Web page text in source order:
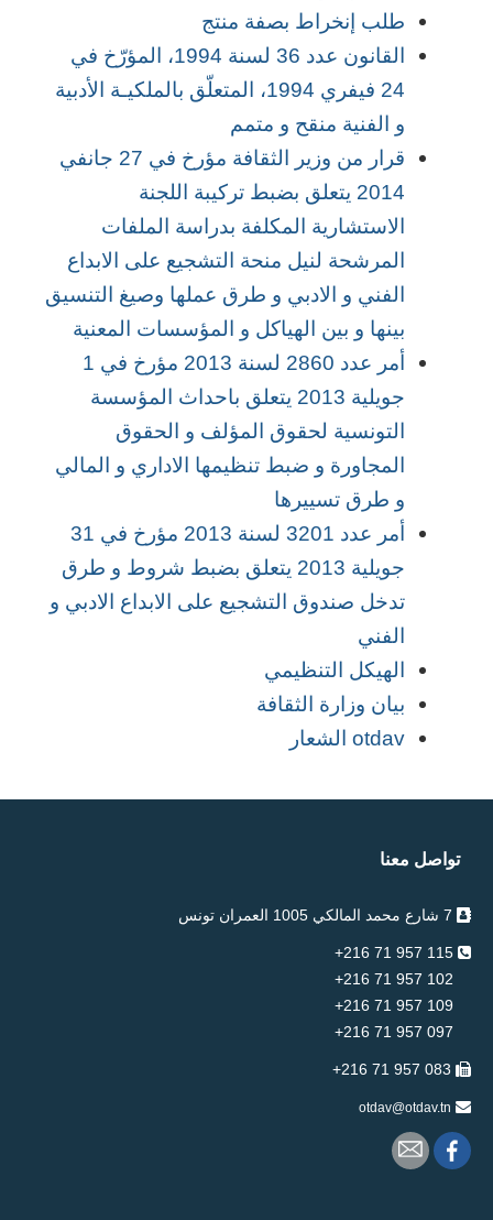
طلب إنخراط بصفة منتج
القانون عدد 36 لسنة 1994، المؤرّخ في
24 فيفري 1994، المتعلّق بالملكيـة الأدبية
و الفنية منقح و متمم
قرار من وزير الثقافة مؤرخ في 27 جانفي
2014 يتعلق بضبط تركيبة اللجنة
الاستشارية المكلفة بدراسة الملفات
المرشحة لنيل منحة التشجيع على الابداع
الفني و الادبي و طرق عملها وصيغ التنسيق
بينها و بين الهياكل و المؤسسات المعنية
أمر عدد 2860 لسنة 2013 مؤرخ في 1
جويلية 2013 يتعلق باحداث المؤسسة
التونسية لحقوق المؤلف و الحقوق
المجاورة و ضبط تنظيمها الاداري و المالي
و طرق تسييرها
أمر عدد 3201 لسنة 2013 مؤرخ في 31
جويلية 2013 يتعلق بضبط شروط و طرق
تدخل صندوق التشجيع على الابداع الادبي و
الفني
الهيكل التنظيمي
بيان وزارة الثقافة
otdav الشعار
تواصل معنا
otdav@otdav.tn